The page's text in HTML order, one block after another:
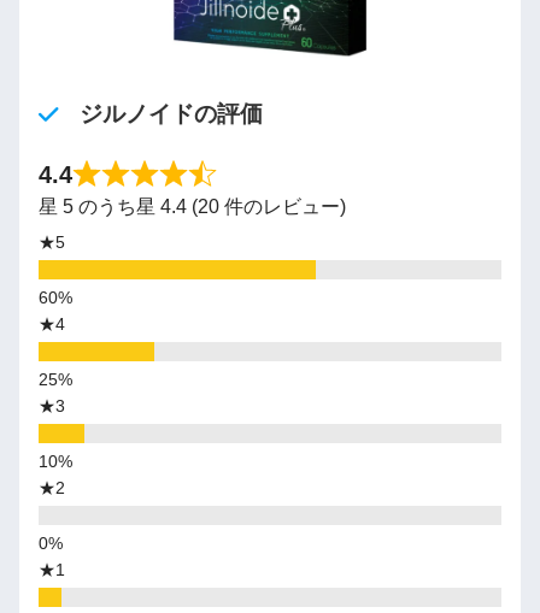
ジルノイドの評価
4.4
星 5 のうち星 4.4 (20 件のレビュー)
★5
★4
★3
★2
★1